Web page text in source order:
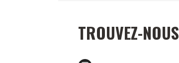
TROUVEZ-NOUS